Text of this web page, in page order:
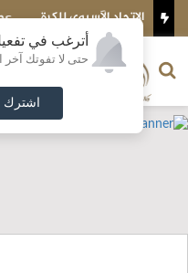
أترغب في
حتى لا تفوتك آخر
اشترك
عطاءات بـ1.5مليون دينار لتأهيل طرق في مأدبا
الناشر و رئيس